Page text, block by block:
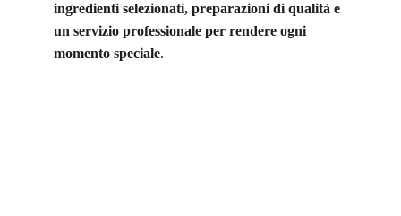
ingredienti selezionati, preparazioni di qualità e
un servizio professionale per rendere ogni
momento speciale.